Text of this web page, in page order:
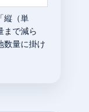
縦（単
まで減ら
数量に掛け